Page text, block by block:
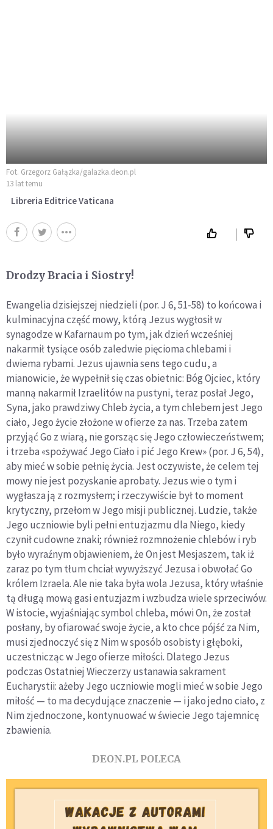
Fot. Grzegorz Gałązka/galazka.deon.pl
13 lat temu
Libreria Editrice Vaticana
Drodzy Bracia i Siostry!
Ewangelia dzisiejszej niedzieli (por. J 6, 51-58) to końcowa i
kulminacyjna część mowy, którą Jezus wygłosił w
synagodze w Kafarnaum po tym, jak dzień wcześniej
nakarmił tysiące osób zaledwie pięcioma chlebami i
dwiema rybami. Jezus ujawnia sens tego cudu, a
mianowicie, że wypełnił się czas obietnic: Bóg Ojciec, który
manną nakarmił Izraelitów na pustyni, teraz posłał Jego,
Syna, jako prawdziwy Chleb życia, a tym chlebem jest Jego
ciało, Jego życie złożone w ofierze za nas. Trzeba zatem
przyjąć Go z wiarą, nie gorsząc się Jego człowieczeństwem;
i trzeba «spożywać Jego Ciało i pić Jego Krew» (por. J 6, 54),
aby mieć w sobie pełnię życia. Jest oczywiste, że celem tej
mowy nie jest pozyskanie aprobaty. Jezus wie o tym i
wygłasza ją z rozmysłem; i rzeczywiście był to moment
krytyczny, przełom w Jego misji publicznej. Ludzie, także
Jego uczniowie byli pełni entuzjazmu dla Niego, kiedy
czynił cudowne znaki; również rozmnożenie chlebów i ryb
było wyraźnym objawieniem, że On jest Mesjaszem, tak iż
zaraz po tym tłum chciał wywyższyć Jezusa i obwołać Go
królem Izraela. Ale nie taka była wola Jezusa, który właśnie
tą długą mową gasi entuzjazm i wzbudza wiele sprzeciwów.
W istocie, wyjaśniając symbol chleba, mówi On, że został
posłany, by ofiarować swoje życie, a kto chce pójść za Nim,
musi zjednoczyć się z Nim w sposób osobisty i głęboki,
uczestnicząc w Jego ofierze miłości. Dlatego Jezus
podczas Ostatniej Wieczerzy ustanawia sakrament
Eucharystii: ażeby Jego uczniowie mogli mieć w sobie Jego
miłość — to ma decydujące znaczenie — i jako jedno ciało, z
Nim zjednoczone, kontynuować w świecie Jego tajemnicę
zbawienia.
DEON.PL POLECA